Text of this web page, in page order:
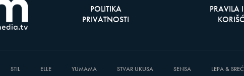
POLITIKA
PRIVATNOSTI
PRAVILA
STIL ELLE YUMAMA STVAR UKUSA SENSA LEPA &